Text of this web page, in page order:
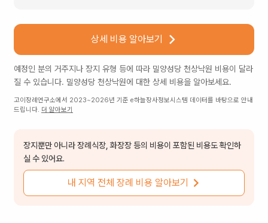
상세 비용 알아보기
예정인 분의 거주지나 장지 유형 등에 따라 밀양성당 천상낙원 비용이 달라
질 수 있습니다. 밀양성당 천상낙원에 대한 상세 비용을 알아보세요.
고이장례연구소에서 2023~2026년 기준 e하늘장사정보시스템 데이터를 바탕으로 안내
드립니다. 더 알아보기
장지뿐만 아니라 장례식장, 화장장 등의 비용이 포함된 비용도 확인하
실 수 있어요.
내 지역 전체 장례 비용 알아보기